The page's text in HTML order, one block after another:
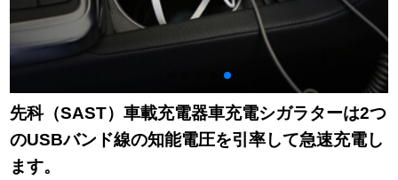
先科（SAST）車載充電器車充電シガラターは2つ
のUSBバンド線の知能電圧を引率して急速充電し
ます。